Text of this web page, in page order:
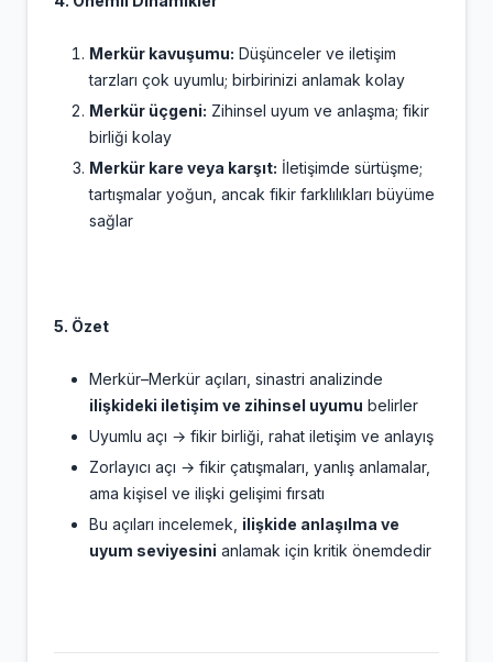
Merkür kavuşumu: Düşünceler ve iletişim
tarzları çok uyumlu; birbirinizi anlamak kolay
Merkür üçgeni: Zihinsel uyum ve anlaşma; fikir
birliği kolay
Merkür kare veya karşıt: İletişimde sürtüşme;
tartışmalar yoğun, ancak fikir farklılıkları büyüme
sağlar
5. Özet
Merkür–Merkür açıları, sinastri analizinde
ilişkideki iletişim ve zihinsel uyumu belirler
Uyumlu açı → fikir birliği, rahat iletişim ve anlayış
Zorlayıcı açı → fikir çatışmaları, yanlış anlamalar,
ama kişisel ve ilişki gelişimi fırsatı
Bu açıları incelemek, ilişkide anlaşılma ve
uyum seviyesini anlamak için kritik önemdedir